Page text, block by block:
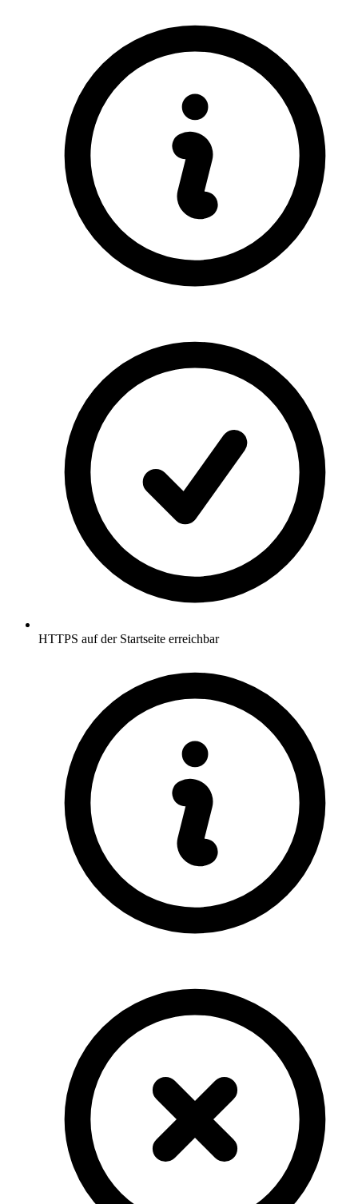
HTTPS auf der Startseite erreichbar